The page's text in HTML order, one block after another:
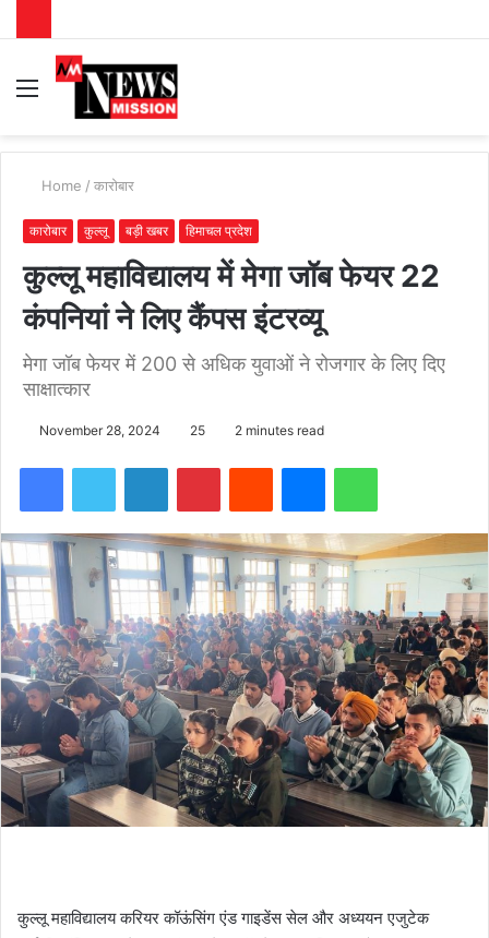
Menu
Home / कारोबार
कारोबार कुल्लू बड़ी खबर हिमाचल प्रदेश
कुल्लू महाविद्यालय में मेगा जॉब फेयर 22
कंपनियां ने लिए कैंपस इंटरव्यू
मेगा जॉब फेयर में 200 से अधिक युवाओं ने रोजगार के लिए दिए
साक्षात्कार
November 28, 2024 25 2 minutes read
कुल्लू महाविद्यालय करियर कॉऊंसिंग एंड गाइडेंस सेल और अध्ययन एजुटेक